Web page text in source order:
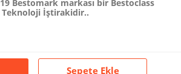
Sepete Ekle
Bestomark markası bir Bestoclass
Teknoloji İştirakidir..